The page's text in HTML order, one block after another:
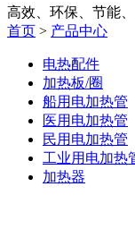
高效、环保、节能、
首页 > 产品中心
电热配件
加热板/圈
船用电加热管
医用电加热管
民用电加热管
工业用电加热
加热器